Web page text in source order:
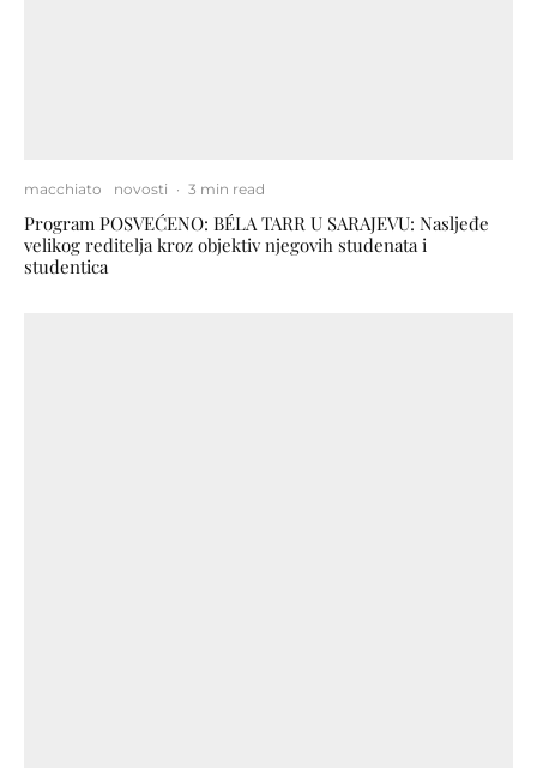
macchiato novosti · 3 min read
Program POSVEĆENO: BÉLA TARR U SARAJEVU: Nasljeđe
velikog reditelja kroz objektiv njegovih studenata i
studentica